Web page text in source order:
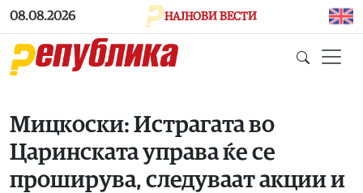
Skip to main content
08.08.2026 НАЈНОВИ ВЕСТИ
Мицкоски: Истрагата во
Царинската управа ќе се
проширува, следуваат акции и